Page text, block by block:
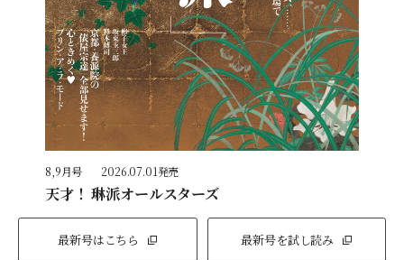
8,9月号 2026.07.01発売
天才！ 琳派オールスターズ
最新号はこちら 最新号を試し読み